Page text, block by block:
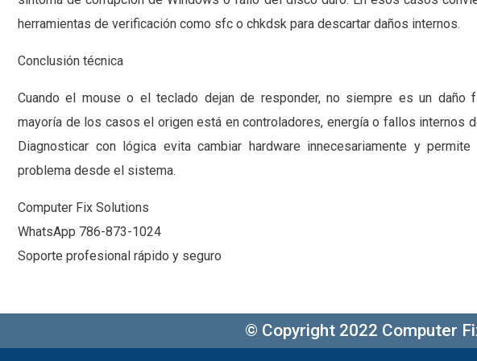
herramientas de verificación como sfc o chkdsk para descartar daños internos.
Conclusión técnica
Cuando el mouse o el teclado dejan de responder, no siempre es un daño
mayoría de los casos el origen está en controladores, energía o fallos internos
Diagnosticar con lógica evita cambiar hardware innecesariamente y
problema desde el sistema.
Computer Fix Solutions
WhatsApp 786-873-1024
Soporte profesional rápido y seguro
© Copyright 2022 Computer